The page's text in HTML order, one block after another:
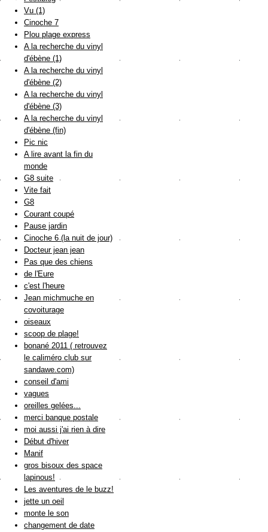
Vu (1)
Cinoche 7
Plou plage express
A la recherche du vinyl
d'ébène (1)
A la recherche du vinyl
d'ébène (2)
A la recherche du vinyl
d'ébène (3)
A la recherche du vinyl
d'ébène (fin)
Pic nic
A lire avant la fin du
monde
G8 suite
Vite fait
G8
Courant coupé
Pause jardin
Cinoche 6 (la nuit de jour)
Docteur jean jean
Pas que des chiens
de l'Eure
c'est l'heure
Jean michmuche en
covoiturage
oiseaux
scoop de plage!
bonané 2011 ( retrouvez
le caliméro club sur
sandawe.com)
conseil d'ami
vagues
oreilles gelées...
merci banque postale
moi aussi j'ai rien à dire
Début d'hiver
Manif
gros bisoux des space
lapinous!
Les aventures de le buzz!
jette un oeil
monte le son
changement de date